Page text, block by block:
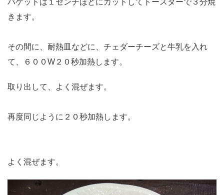
バゲットは１センチほどにカットしてトースターで３分焼
きます。
その間に、耐熱皿などに、チェダーチーズと牛乳を入れ
て、６００W２０秒加熱します。
取り出して、よく混ぜます。
再度同じように２０秒加熱します。
よく混ぜます。